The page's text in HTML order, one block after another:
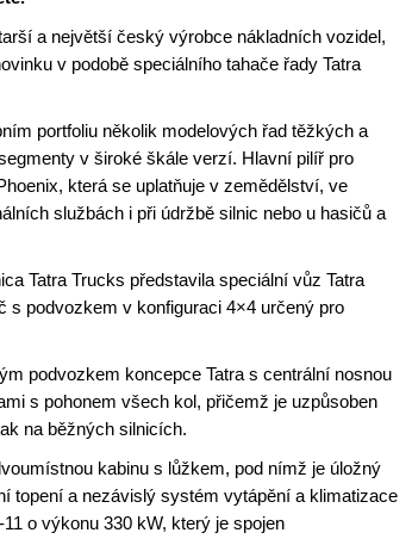
a největší český výrobce nákladních vozidel,
v podobě speciálního tahače řady Tatra
portfoliu několik modelových řad těžkých a
v široké škále verzí. Hlavní pilíř pro
která se uplatňuje v zemědělství, ve
službách i při údržbě silnic nebo u hasičů a
Tatra Trucks představila speciální vůz Tatra
s podvozkem v konfiguraci 4×4 určený pro
podvozkem koncepce Tatra s centrální nosnou
s pohonem všech kol, přičemž je uzpůsoben
na běžných silnicích.
kabinu s lůžkem, pod nímž je úložný
topení a nezávislý systém vytápění a klimatizace
o výkonu 330 kW, který je spojen